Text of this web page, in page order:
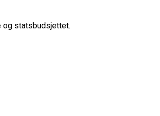
og statsbudsjettet.